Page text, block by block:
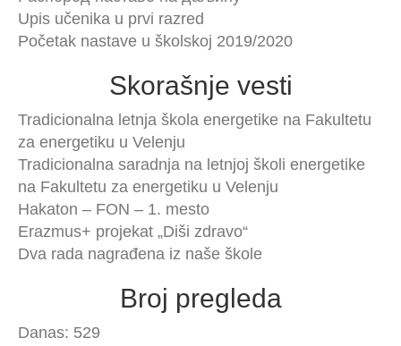
Upis učenika u prvi razred
Početak nastave u školskoj 2019/2020
Skorašnje vesti
Tradicionalna letnja škola energetike na Fakultetu
za energetiku u Velenju
Tradicionalna saradnja na letnjoj školi energetike
na Fakultetu za energetiku u Velenju
Hakaton – FON – 1. mesto
Erazmus+ projekat „Diši zdravo“
Dva rada nagrađena iz naše škole
Broj pregleda
Danas: 529